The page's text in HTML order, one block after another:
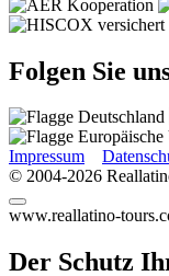
Folgen Sie
Impressum
© 2004-2026
www.reallatino-
Der Schutz